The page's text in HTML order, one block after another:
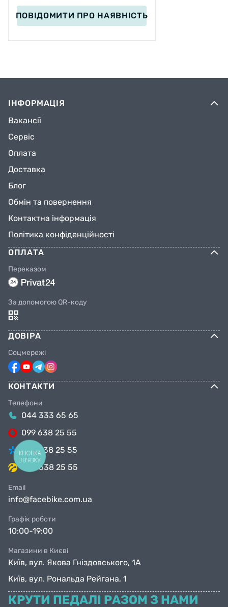
ПОВІДОМИТИ ПРО НАЯВНІСТЬ
ІНФОРМАЦІЯ
Вакансії
Сервіс
Оплата
Доставка
Блог
Обмін та повернення
Контактна інформація
Політика конфіденційності
ОПЛАТА
Переказом
За допомогою QR-коду
ДОВІРА
Соцмережі
КОНТАКТИ
Телефони
044 333 65 65
099 638 25 55
098 638 25 55
063 638 25 55
Email
info@facebike.com.ua
Графік роботи
10:00-19:00
Магазини в Києві
Київ, вул. Якова Гніздовського, 1А
Київ, вул. Рональда Рейгана, 1
КРУТИ ПЕДАЛІ РАЗОМ З НАМИ
КНОПКА
ЗВ'ЯЗКУ